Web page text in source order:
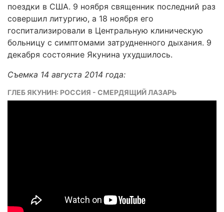
поездки в США. 9 ноября священник последний раз
совершил литургию, а 18 ноября его
госпитализировали в Центральную клиническую
больницу с симптомами затрудненного дыхания. 9
декабря состояние Якунина ухудшилось.
Съемка 14 августа 2014 года:
ГЛЕБ ЯКУНИН: РОССИЯ - СМЕРДЯЩИЙ ЛАЗАРЬ